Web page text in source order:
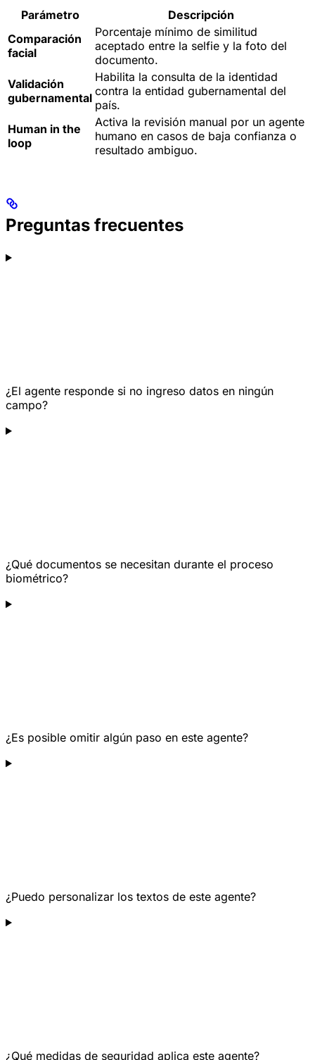
Parámetro
Descripción
Comparación
facial
Porcentaje mínimo de similitud
aceptado entre la selfie y la foto del
documento.
Validación
gubernamental
Habilita la consulta de la identidad
contra la entidad gubernamental del
país.
Human in the
loop
Activa la revisión manual por un agente
humano en casos de baja confianza o
resultado ambiguo.
Preguntas frecuentes
¿El agente responde si no ingreso datos en ningún
campo?
¿Qué documentos se necesitan durante el proceso
biométrico?
¿Es posible omitir algún paso en este agente?
¿Puedo personalizar los textos de este agente?
¿Qué medidas de seguridad aplica este agente?